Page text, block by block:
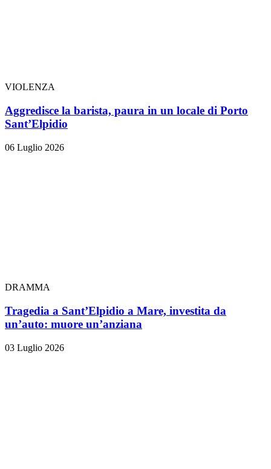
VIOLENZA
Aggredisce la barista, paura in un locale di Porto
Sant’Elpidio
06 Luglio 2026
DRAMMA
Tragedia a Sant’Elpidio a Mare, investita da
un’auto: muore un’anziana
03 Luglio 2026